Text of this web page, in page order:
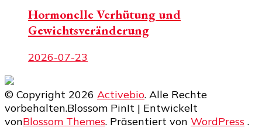
Hormonelle Verhütung und
Gewichtsveränderung
2026-07-23
© Copyright 2026 Activebio. Alle Rechte
vorbehalten.Blossom PinIt | Entwickelt
vonBlossom Themes. Präsentiert von WordPress .